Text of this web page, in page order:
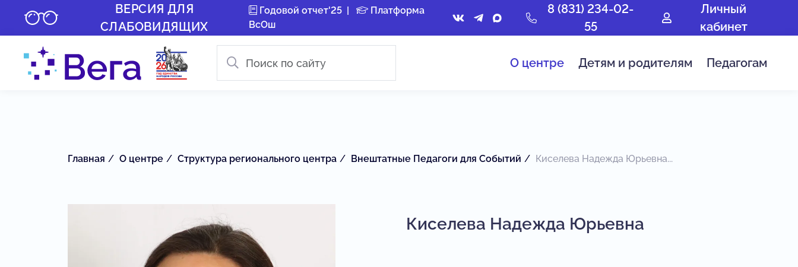
ВЕРСИЯ ДЛЯ
СЛАБОВИДЯЩИХ
Годовой отчет'25|
Платформа
ВсОш
8 (831) 234-02-
55
Личный
кабинет
О центре Детям и родителям Педагогам
Главная О центре Структура регионального центра Внештатные Педагоги для Событий Киселева Надежда Юрьевна...
Киселева Надежда Юрьевна